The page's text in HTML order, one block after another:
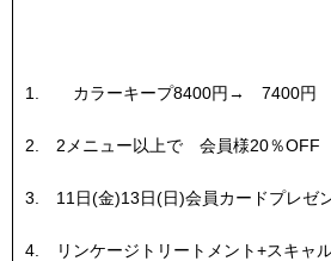
1. カラーキープ8400円→ 7400円
2. 2メニュー以上で 会員様20％
3. 11日(金)13日(日)会員カードプレゼ
4. リンケージトリートメント+スキャ